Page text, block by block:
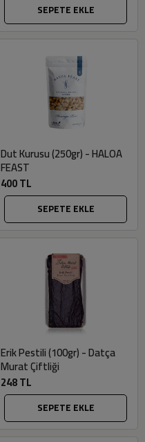
SEPETE EKLE
Dut Kurusu (250gr) - HALOA
FEAST
400 TL
SEPETE EKLE
Erik Pestili (100gr) - Datça
Murat Çiftliği
248 TL
SEPETE EKLE